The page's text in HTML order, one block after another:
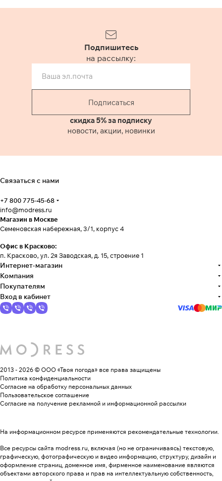
Подпишитесь
на рассылку:
Подписаться
скидка 5% за подписку
новости, акции, новинки
Связаться с нами
+7 800 775-45-68
info@modress.ru
Магазин в Москве
Семеновская набережная, 3/1, корпус 4
Офис в Красково:
п. Красково, ул. 2я Заводская, д. 15, строение 1
Интернет-магазин
Компания
Покупателям
Вход в кабинет
2013 - 2026 © ООО «Твоя погода» все права защищены
Политика конфиденциальности
Согласие на обработку персональных данных
Пользовательское соглашение
Согласие на получение рекламной и информационной рассылки
На информационном ресурсе применяются рекомендательные технологии.
Все ресурсы сайта modress.ru, включая (но не ограничиваясь) текстовую,
графическую, фотографическую и видео информацию, структуру, дизайн и
оформление страниц, доменное имя, фирменное наименование являются
объектами авторского права и прав на интеллектуальную собственность,